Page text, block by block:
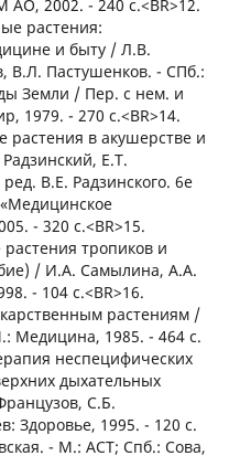
2002. - 240 с.<BR>12.
растения:
и быту / Л.В.
В.Л. Пастушенков. - СПб.:
Земли / Пер. с нем. и
1979. - 270 с.<BR>14.
растения в акушерстве и
Е.Т.
В.Е. Радзинского. 6е
- 320 с.<BR>15.
тропиков и
/ И.А. Самылина, А.А.
- 104 с.<BR>16.
растениям /
Медицина, 1985. - 464 с.
неспецифических
дыхательных
С.Б.
Здоровье, 1995. - 120 с.
- М.: АСТ; Спб.: Сова,